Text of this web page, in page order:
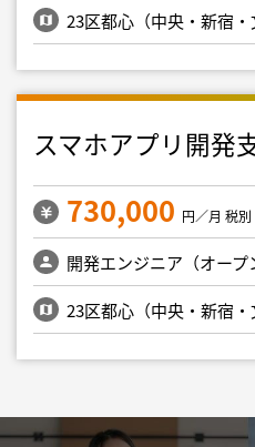
23区都心（中央・新宿・
スマホアプリ開発
730,000 円／月 税別
開発エンジニア（オープ
23区都心（中央・新宿・